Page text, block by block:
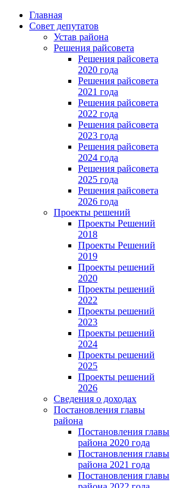
Главная
Совет депутатов
Устав района
Решения райсовета
Решения райсовета
2020 года
Решения райсовета
2021 года
Решения райсовета
2022 года
Решения райсовета
2023 года
Решения райсовета
2024 года
Решения райсовета
2025 года
Решения райсовета
2026 года
Проекты решений
Проекты Решений
2018
Проекты Решений
2019
Проекты решений
2020
Проекты решений
2022
Проекты решений
2023
Проекты решений
2024
Проекты решений
2025
Проекты решений
2026
Сведения о доходах
Постановления главы
района
Постановления главы
района 2020 года
Постановления главы
района 2021 года
Постановления главы